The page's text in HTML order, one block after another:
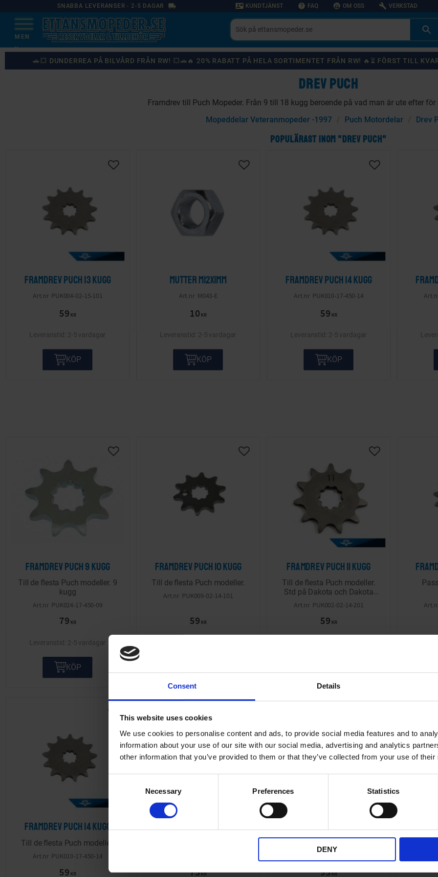
Consent Details
This website uses cookies
We use cookies to personalise content and ads, to provide social media features and to
information about your use of our site with our social media, advertising and analytics
other information that you’ve provided to them or that they’ve collected from your use of
e
e
Necessary Preferences Statistics
DENY
SNABBA LEVERANSER - 2-5 DAGAR local_shipping contact_mail KUNDTJÄNST help FAQ supervised_user_circle OM OSS build VERKSTAD
🚗💥 DUNDERREA PÅ BILVÅRD FRÅN RW! 💥🚗🔥 20% RABATT PÅ HELA SORTIMENTET FRÅN RW! 🔥⏳ FÖRST TILL
DREV PUCH
Mopeddelar Veteranmopeder -1997 Puch Motordelar Drev
Framdrev till Puch Mopeder. Från 9 till 18 kugg beroende på vad man är ute efter
POPULÄRAST INOM "DREV PUCH"
Framdrev Puch 13 kugg
PUK004-02-15-101
59 KR
2-5 vardagar
KÖP
Mutter M12x1mm
M043-E
10 KR
2-5 vardagar
KÖP
Framdrev Puch 14 kugg
PUK010-17-450-14
59 KR
2-5 vardagar
KÖP
Framdrev Puch 9 kugg
Till de flesta Puch modeller. 9
kugg
PUK024-17-450-09
79 KR
Lägg till i önskelista
2-5 vardagar
KÖP
Framdrev Puch 10 kugg
Till de flesta Puch modeller.
PUK009-02-14-101
59 KR
Lägg till i önskelista
Framdrev Puch 11 kugg
Till de flesta Puch modeller.
Std på Dakota och Dakota
3000.
PUK002-02-14-201
59 KR
Lägg till i önskelista
Framdrev Puch 14 kugg
Till de flesta Puch modeller.
PUK010-17-450-14
59 KR
Lägg till i önskelista
Framdrev Puch 15 kugg
75KR
Framdrev Puch 16 kugg
95KR